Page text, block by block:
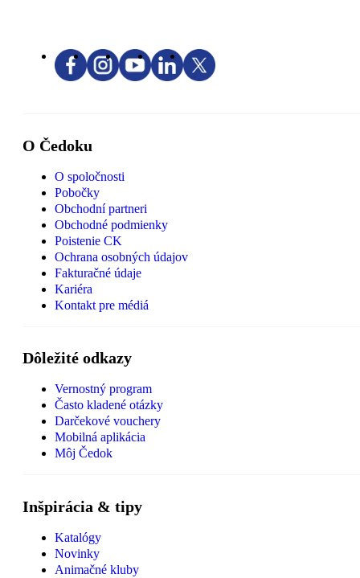
O Čedoku
O spoločnosti
Pobočky
Obchodní partneri
Obchodné podmienky
Poistenie CK
Ochrana osobných údajov
Fakturačné údaje
Kariéra
Kontakt pre médiá
Dôležité odkazy
Vernostný program
Často kladené otázky
Darčekové vouchery
Mobilná aplikácia
Môj Čedok
Inšpirácia & tipy
Katalógy
Novinky
Animačné kluby